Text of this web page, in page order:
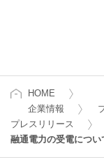
HOME
企業情報
プレスリリース
融通電力の受電につい